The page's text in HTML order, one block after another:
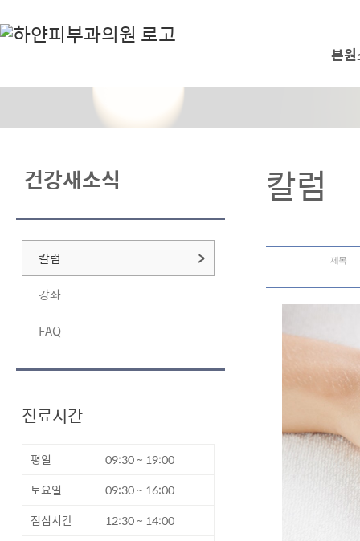
본
건강새소식
칼럼
강좌
FAQ
진료시간
평일
09:30 ~ 19:00
토요일
09:30 ~ 16:00
점심시간
12:30 ~ 14:00
칼럼
제목